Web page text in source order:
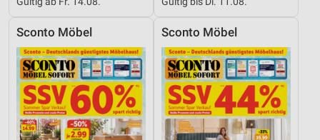
Sconto Möbel Sconto Möbel